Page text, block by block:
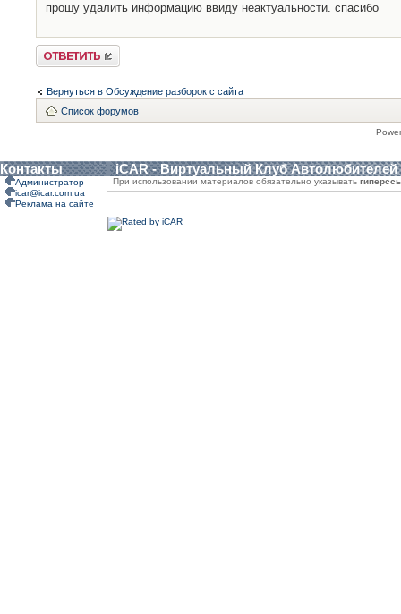
прошу удалить информацию ввиду неактуальности. спасибо
Ответить
Вернуться в Обсуждение разборок с сайта
Список форумов
Контакты iCAR - Виртуальный Клуб Автолюбителей
Администратор
icar@icar.com.ua
Реклама на сайте
При использовании материалов обязательно указывать